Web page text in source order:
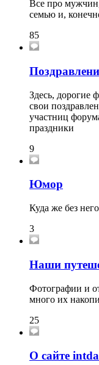
Все про
семью и,
85
Здесь, дорогие
свои
участниц
праздники
9
Юмор
Куда же без
3
Наши
Фотографии и
много их
25
О сайте